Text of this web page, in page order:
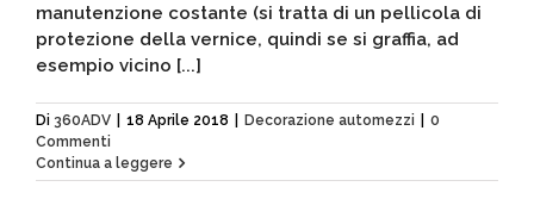
manutenzione costante (si tratta di un pellicola di
protezione della vernice, quindi se si graffia, ad
esempio vicino [...]
Di 360ADV 18 Aprile 2018 Decorazione automezzi
0
Commenti
Continua a leggere